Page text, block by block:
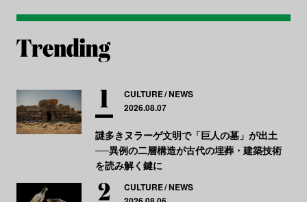
CULTURE NEWS
2026.08.07
謎多きヌラーゲ文明で「巨人の墓」が出土
──異例の二層構造が古代の埋葬・建築技術
を読み解く鍵に
CULTURE NEWS